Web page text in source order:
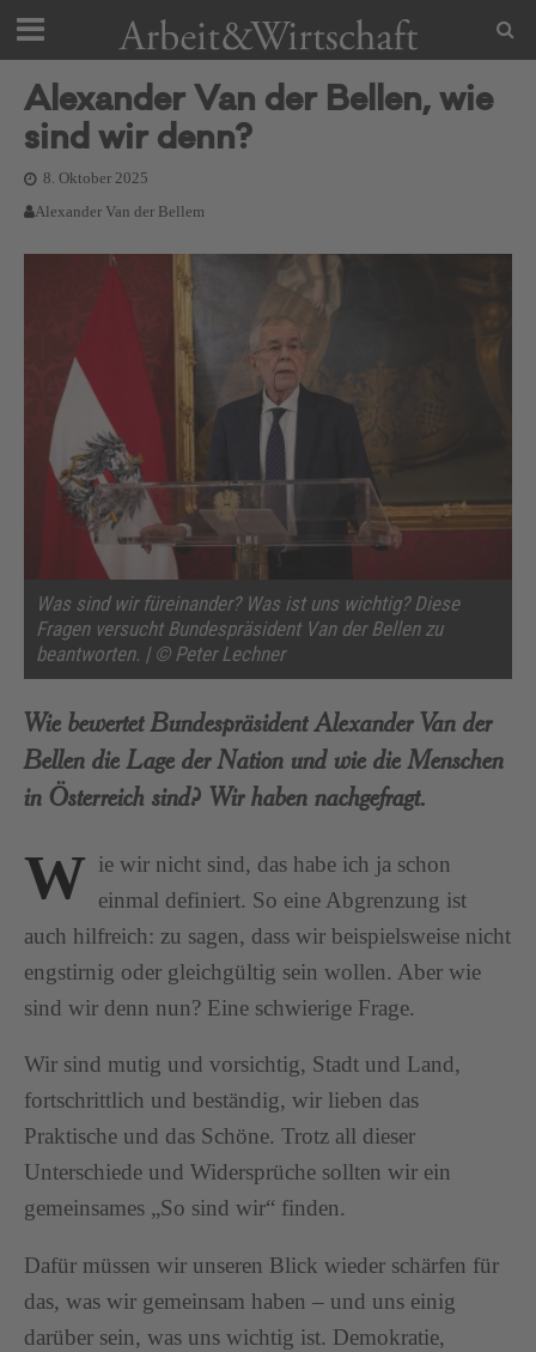
Alexander Van der Bellen, wie
sind wir denn?
8. Oktober 2025
Alexander Van der Bellem
Was sind wir füreinander? Was ist uns wichtig? Diese
Fragen versucht Bundespräsident Van der Bellen zu
beantworten. | © Peter Lechner
Wie bewertet Bundespräsident Alexander Van der
Bellen die Lage der Nation und wie die Menschen
in Österreich sind? Wir haben nachgefragt.
W ie wir nicht sind, das habe ich ja schon
einmal definiert. So eine Abgrenzung ist
auch hilfreich: zu sagen, dass wir beispielsweise nicht
engstirnig oder gleichgültig sein wollen. Aber wie
sind wir denn nun? Eine schwierige Frage.
Wir sind mutig und vorsichtig, Stadt und Land,
fortschrittlich und beständig, wir lieben das
Praktische und das Schöne. Trotz all dieser
Unterschiede und Widersprüche sollten wir ein
gemeinsames „So sind wir“ finden.
Dafür müssen wir unseren Blick wieder schärfen für
das, was wir gemeinsam haben – und uns einig
darüber sein, was uns wichtig ist. Demokratie,